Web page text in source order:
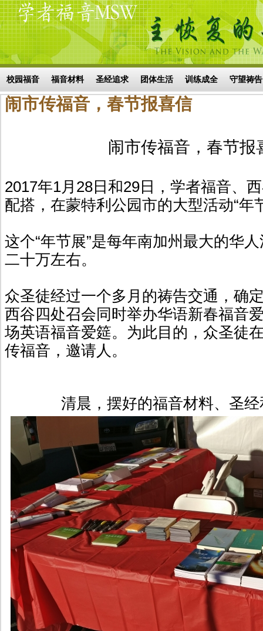
Skip to main content
搜索表单
校园福音 福音材料 圣经追求 团体生活 训练成全 守望祷告
闹市传福音，春节报喜信
闹市传福音，春节报
2017年1月28日和29日，学者福音、
配搭，在蒙特利公园市的大型活动“年
这个“年节展”是每年南加州最大的华
二十万左右。
众圣徒经过一个多月的祷告交通，确
西谷四处召会同时举办华语新春福音
场英语福音爱筵。为此目的，众圣徒
传福音，邀请人。
清晨，摆好的福音材料、圣